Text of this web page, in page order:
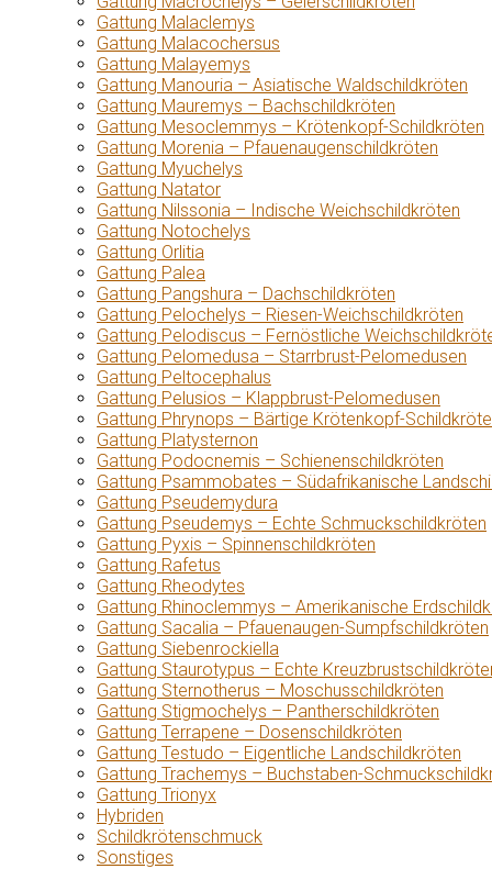
Gattung Malaclemys
Gattung Malacochersus
Gattung Malayemys
Gattung Manouria – Asiatische Waldschildkröten
Gattung Mauremys – Bachschildkröten
Gattung Mesoclemmys – Krötenkopf-Schildkröten
Gattung Morenia – Pfauenaugenschildkröten
Gattung Myuchelys
Gattung Natator
Gattung Nilssonia – Indische Weichschildkröten
Gattung Notochelys
Gattung Orlitia
Gattung Palea
Gattung Pangshura – Dachschildkröten
Gattung Pelochelys – Riesen-Weichschildkröten
Gattung Pelodiscus – Fernöstliche
Gattung Pelomedusa – Starrbrust-Pelomedusen
Gattung Peltocephalus
Gattung Pelusios – Klappbrust-Pelomedusen
Gattung Phrynops – Bärtige Krötenkopf-
Gattung Platysternon
Gattung Podocnemis – Schienenschildkröten
Gattung Psammobates – Südafrikanische
Gattung Pseudemydura
Gattung Pseudemys – Echte Schmuckschildkröten
Gattung Pyxis – Spinnenschildkröten
Gattung Rafetus
Gattung Rheodytes
Gattung Rhinoclemmys – Amerikanische
Gattung Sacalia – Pfauenaugen-Sumpfschildkröten
Gattung Siebenrockiella
Gattung Staurotypus – Echte
Gattung Sternotherus – Moschusschildkröten
Gattung Stigmochelys – Pantherschildkröten
Gattung Terrapene – Dosenschildkröten
Gattung Testudo – Eigentliche Landschildkröten
Gattung Trachemys – Buchstaben-
Gattung Trionyx
Hybriden
Schildkrötenschmuck
Sonstiges